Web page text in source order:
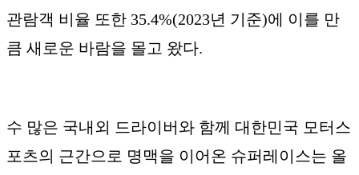
관람객 비율 또한 35.4%(2023년 기준)에 이를 만
큼 새로운 바람을 몰고 왔다.
수 많은 국내외 드라이버와 함께 대한민국 모터스
포츠의 근간으로 명맥을 이어온 슈퍼레이스는 올